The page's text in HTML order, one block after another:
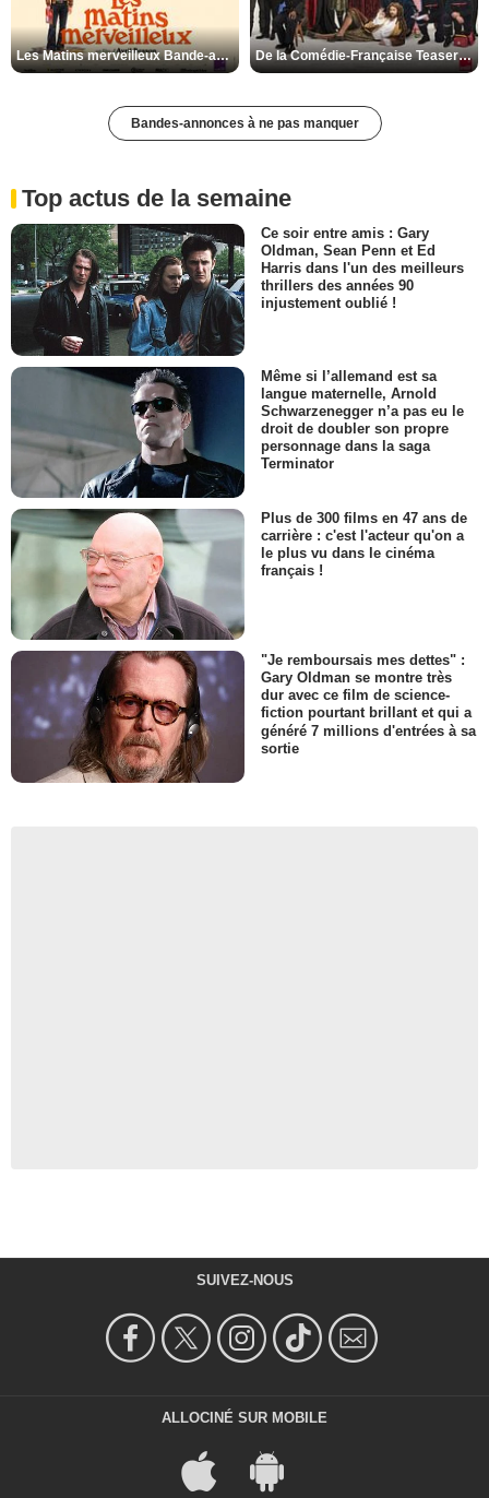
Les Matins merveilleux Bande-annonce VF De la Comédie-Française Teaser VF
Bandes-annonces à ne pas manquer
Top actus de la semaine
Ce soir entre amis : Gary
Oldman, Sean Penn et Ed
Harris dans l'un des meilleurs
thrillers des années 90
injustement oublié !
Même si l’allemand est sa
langue maternelle, Arnold
Schwarzenegger n’a pas eu le
droit de doubler son propre
personnage dans la saga
Terminator
Plus de 300 films en 47 ans de
carrière : c'est l'acteur qu'on a
le plus vu dans le cinéma
français !
"Je remboursais mes dettes" :
Gary Oldman se montre très
dur avec ce film de science-
fiction pourtant brillant et qui a
généré 7 millions d'entrées à sa
sortie
SUIVEZ-NOUS
ALLOCINÉ SUR MOBILE